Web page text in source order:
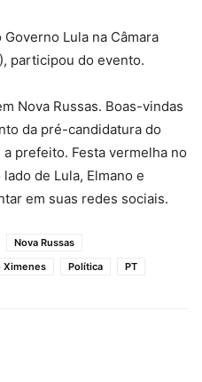
Lula na Câmara
participou do evento.
Nova Russas. Boas-vindas
da pré-candidatura do
prefeito. Festa vermelha no
de Lula, Elmano e
em suas redes sociais.
Nova Russas
Ximenes Política PT